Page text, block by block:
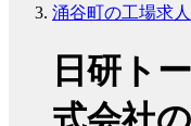
涌谷町の工場求人
日研ト